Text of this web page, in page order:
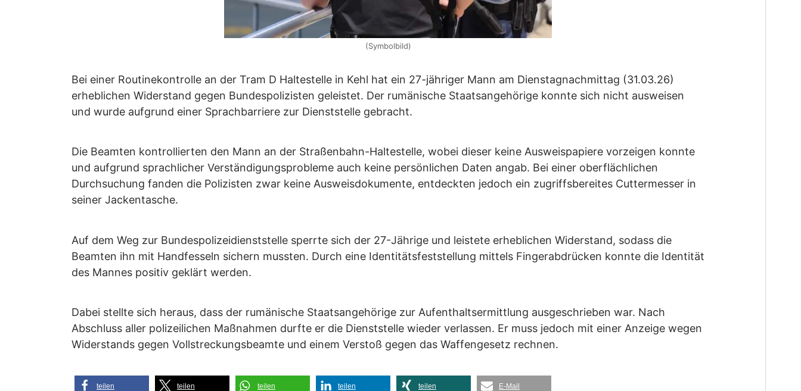
(Symbolbild)
Bei einer Routinekontrolle an der Tram D Haltestelle in Kehl hat ein 27-jähriger Mann am Dienstagnachmittag (31.03.26)
erheblichen Widerstand gegen Bundespolizisten geleistet. Der rumänische Staatsangehörige konnte sich nicht ausweisen
und wurde aufgrund einer Sprachbarriere zur Dienststelle gebracht.
Die Beamten kontrollierten den Mann an der Straßenbahn-Haltestelle, wobei dieser keine Ausweispapiere vorzeigen konnte
und aufgrund sprachlicher Verständigungsprobleme auch keine persönlichen Daten angab. Bei einer oberflächlichen
Durchsuchung fanden die Polizisten zwar keine Ausweisdokumente, entdeckten jedoch ein zugriffsbereites Cuttermesser in
seiner Jackentasche.
Auf dem Weg zur Bundespolizeidienststelle sperrte sich der 27-Jährige und leistete erheblichen Widerstand, sodass die
Beamten ihn mit Handfesseln sichern mussten. Durch eine Identitätsfeststellung mittels Fingerabdrücken konnte die Identität
des Mannes positiv geklärt werden.
Dabei stellte sich heraus, dass der rumänische Staatsangehörige zur Aufenthaltsermittlung ausgeschrieben war. Nach
Abschluss aller polizeilichen Maßnahmen durfte er die Dienststelle wieder verlassen. Er muss jedoch mit einer Anzeige wegen
Widerstands gegen Vollstreckungsbeamte und einem Verstoß gegen das Waffengesetz rechnen.
teilen teilen teilen teilen teilen E-Mail